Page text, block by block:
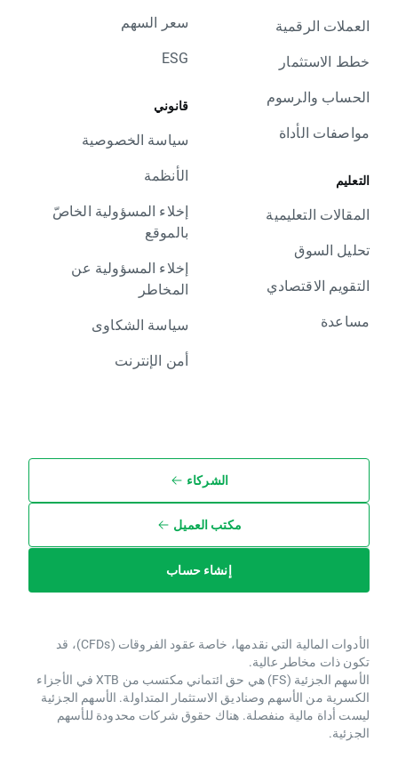
العملات الرقمية
خطط الاستثمار
الحساب والرسوم
مواصفات الأداة
التعليم
المقالات التعليمية
تحليل السوق
التقويم الاقتصادي
مساعدة
سعر السهم
ESG
قانوني
سياسة الخصوصية
الأنظمة
إخلاء المسؤولية الخاصّ
بالموقع
إخلاء المسؤولية عن
المخاطر
سياسة الشكاوى
أمن الإنترنت
الشركاء
مكتب العميل
إنشاء حساب
الأدوات المالية التي نقدمها، خاصة عقود الفروقات (CFDs)، قد
تكون ذات مخاطر عالية.
الأسهم الجزئية (FS) هي حق ائتماني مكتسب من XTB ​​في الأجزاء
الكسرية من الأسهم وصناديق الاستثمار المتداولة. الأسهم الجزئية
ليست أداة مالية منفصلة. هناك حقوق شركات محدودة للأسهم
الجزئية.